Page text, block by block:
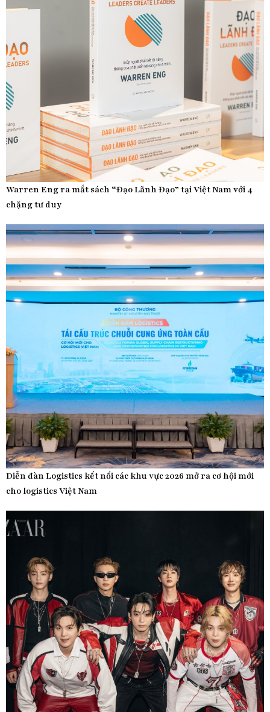
Warren Eng ra mắt sách “Đạo Lãnh Đạo” tại Việt Nam với 4
chặng tư duy
Diễn đàn Logistics kết nối các khu vực 2026 mở ra cơ hội mới
cho logistics Việt Nam